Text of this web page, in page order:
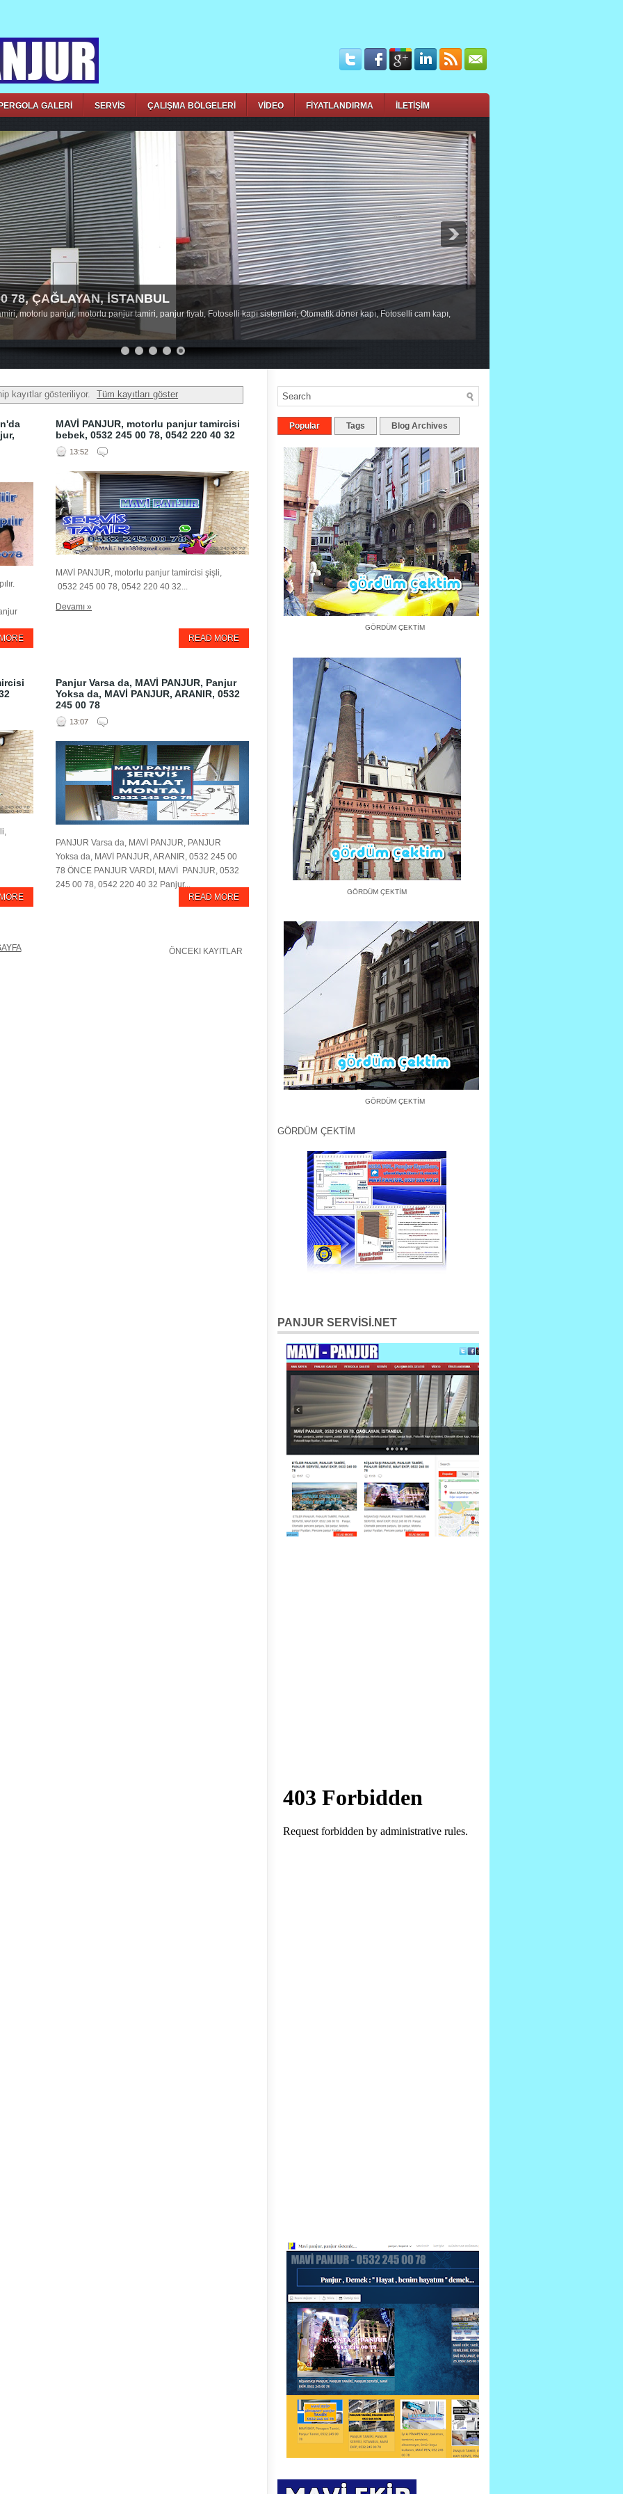
GALERİ SERVİS ÇALIŞMA BÖLGELERİ VİDEO FİYATLANDIRMA İLETİŞİM
78, ÇAĞLAYAN, İSTANBUL
motorlu panjur, motorlu panjur tamiri, panjur fiyatı, Fotoselli kapı sistemleri, Otomatik döner kapı, Fotoselli cam kapı,
kayıtlar gösteriliyor. Tüm kayıtları göster
MAVİ PANJUR, motorlu panjur tamircisi
bebek, 0532 245 00 78, 0542 220 40 32
13:52
MAVİ PANJUR, motorlu panjur tamircisi şişli,
0532 245 00 78, 0542 220 40 32...
READ MORE
Devamı »
Panjur Varsa da, MAVİ PANJUR, Panjur
Yoksa da, MAVİ PANJUR, ARANIR, 0532
245 00 78
13:07
PANJUR Varsa da, MAVİ PANJUR, PANJUR
Yoksa da, MAVİ PANJUR, ARANIR, 0532 245 00
78 ÖNCE PANJUR VARDI, MAVİ PANJUR, 0532
245 00 78, 0542 220 40 32 Panjur...
READ MORE
ÖNCEKI KAYITLAR
Popular Tags Blog Archives
GÖRDÜM ÇEKTİM
GÖRDÜM ÇEKTİM
GÖRDÜM ÇEKTİM
GÖRDÜM ÇEKTİM
PANJUR SERVİSİ.NET